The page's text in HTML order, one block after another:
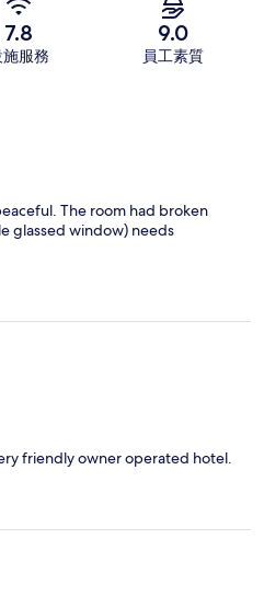
7.8
服務
9.0
員工素質
The room had broken
glassed window) needs
friendly owner operated hotel.